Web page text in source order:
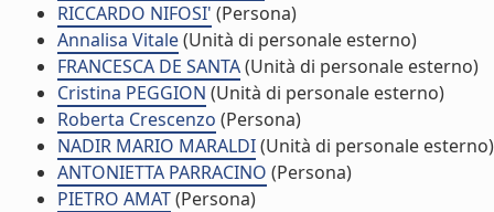
RICCARDO NIFOSI' (Persona)
Annalisa Vitale(Unità di personale esterno)
FRANCESCA DE SANTA(Unità di personale esterno)
Cristina PEGGION (Unità di personale esterno)
Roberta Crescenzo (Persona)
NADIR MARIO MARALDI(Unità di personale esterno)
ANTONIETTA PARRACINO (Persona)
PIETRO AMAT(Persona)